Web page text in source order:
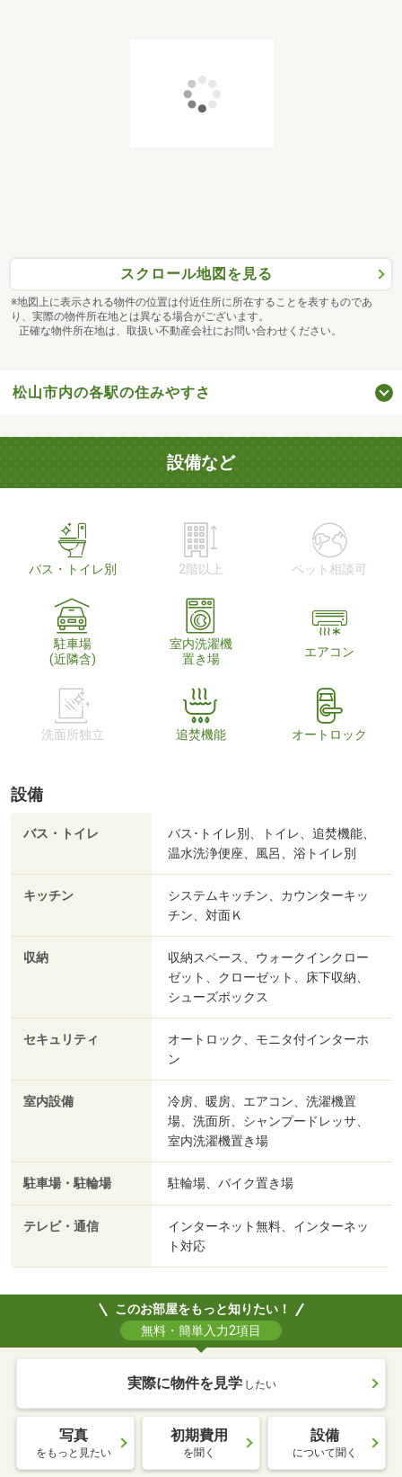
スクロール地図を見る
※地図上に表示される物件の位置は付近住所に所在することを表すものであ
り、実際の物件所在地とは異なる場合がございます。
正確な物件所在地は、取扱い不動産会社にお問い合わせください。
松山市内の各駅の住みやすさ
設備など
バス・トイレ別 2階以上 ペット相談可
駐車場
(近隣含)
室内洗濯機
置き場
エアコン
洗面所独立 追焚機能 オートロック
設備
バス・トイレ
バス･トイレ別、トイレ、追焚機能、
温水洗浄便座、風呂、浴トイレ別
キッチン
システムキッチン、カウンターキッ
チン、対面Ｋ
収納
収納スペース、ウォークインクロー
ゼット、クローゼット、床下収納、
シューズボックス
セキュリティ
オートロック、モニタ付インターホ
ン
室内設備
冷房、暖房、エアコン、洗濯機置
場、洗面所、シャンプードレッサ、
室内洗濯機置き場
駐車場・駐輪場 駐輪場、バイク置き場
テレビ・通信
インターネット無料、インターネッ
ト対応
このお部屋をもっと知りたい！
無料・簡単入力2項目
実際に物件を見学 したい
写真
をもっと見たい
初期費用
を聞く
設備
について聞く